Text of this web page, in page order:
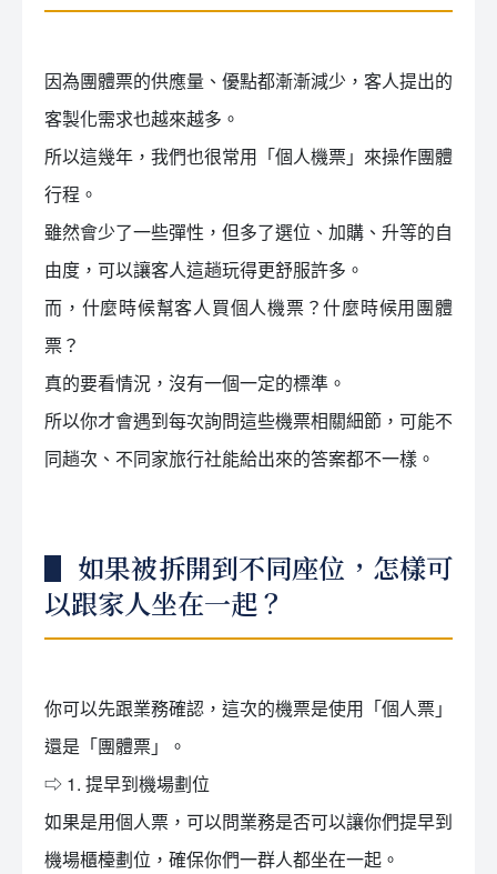
因為團體票的供應量、優點都漸漸減少，客人提出的
客製化需求也越來越多。
所以這幾年，我們也很常用「個人機票」來操作團體
行程。
雖然會少了一些彈性，但多了選位、加購、升等的自
由度，可以讓客人這趟玩得更舒服許多。
而，什麼時候幫客人買個人機票？什麼時候用團體
票？
真的要看情況，沒有一個一定的標準。
所以你才會遇到每次詢問這些機票相關細節，可能不
同趟次、不同家旅行社能給出來的答案都不一樣。
▋ 如果被拆開到不同座位，怎樣可
以跟家人坐在一起？
你可以先跟業務確認，這次的機票是使用「個人票」
還是「團體票」。
⇨ 1. 提早到機場劃位
如果是用個人票，可以問業務是否可以讓你們提早到
機場櫃檯劃位，確保你們一群人都坐在一起。